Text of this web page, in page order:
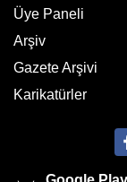
Üye Paneli
Arşiv
Gazete Arşivi
Karikatürler